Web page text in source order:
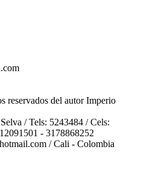
reservados del autor Imperio
/ Tels: 5243484 / Cels:
- 3178868252
/ Cali - Colombia